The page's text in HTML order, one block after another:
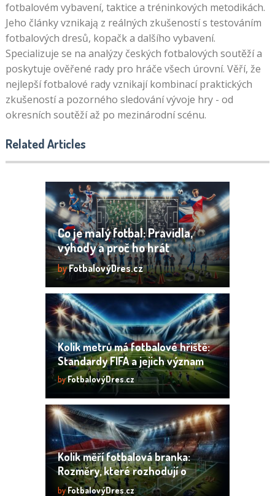
fotbalovém vybavení, taktice a tréninkových metodikách.
Jeho články vznikają z reálných zkušeností s testováním
fotbalových dresů, kopačk a dalšího vybavení.
Specializuje se na analýzy českých fotbalových soutěží a
poskytuje ověřené rady pro hráče všech úrovní. Věří, že
nejlepší fotbalové rady vznikají kombinací praktických
zkušeností a pozorného sledování vývoje hry - od
okresních soutěží až po mezinárodní scénu.
Related Articles
Co je malý fotbal: Pravidla,
výhody a proč ho hrát
byFotbalovýDres.cz
Kolik metrů má fotbalové hřiště:
Standardy FIFA a jejich význam
byFotbalovýDres.cz
Kolik měří fotbalová branka:
Rozměry, které rozhodují o
gólech
byFotbalovýDres.cz